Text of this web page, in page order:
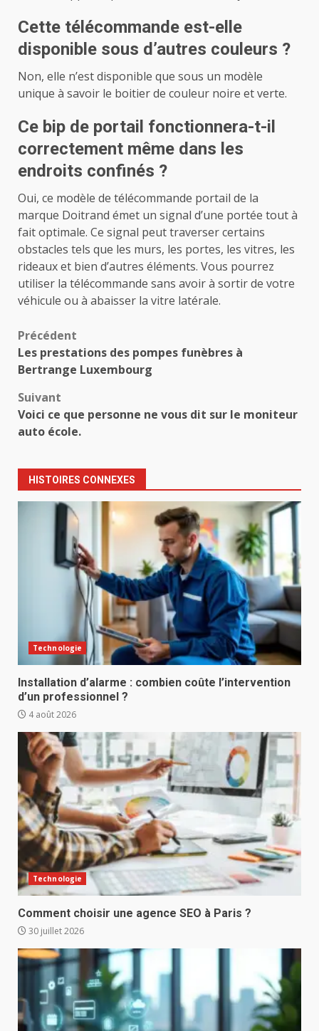
Cette télécommande est-elle
disponible sous d’autres couleurs ?
Non, elle n’est disponible que sous un modèle
unique à savoir le boitier de couleur noire et verte.
Ce bip de portail fonctionnera-t-il
correctement même dans les
endroits confinés ?
Oui, ce modèle de télécommande portail de la
marque Doitrand émet un signal d’une portée tout à
fait optimale. Ce signal peut traverser certains
obstacles tels que les murs, les portes, les vitres, les
rideaux et bien d’autres éléments. Vous pourrez
utiliser la télécommande sans avoir à sortir de votre
véhicule ou à abaisser la vitre latérale.
Navigation
d’article
Précédent
Les prestations des pompes funèbres à
Bertrange Luxembourg
Suivant
Voici ce que personne ne vous dit sur le moniteur
auto école.
HISTOIRES CONNEXES
Technologie
Installation d’alarme : combien coûte l’intervention
d’un professionnel ?
4 août 2026
Technologie
Comment choisir une agence SEO à Paris ?
30 juillet 2026